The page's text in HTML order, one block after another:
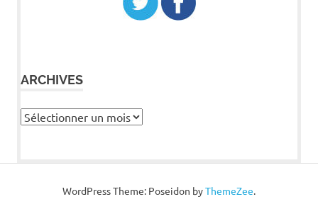
ARCHIVES
Archives
WordPress Theme: Poseidon byThemeZee.